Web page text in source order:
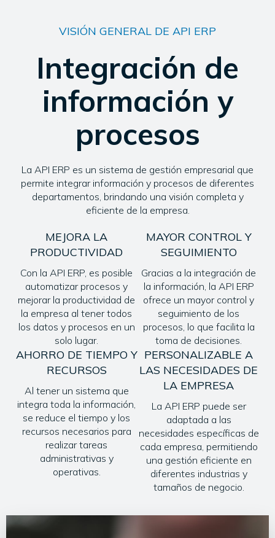
VISIÓN GENERAL DE API ERP
Integración de
información y
procesos
La API ERP es un sistema de gestión empresarial que
permite integrar información y procesos de diferentes
departamentos, brindando una visión completa y
eficiente de la empresa.
MEJORA LA
PRODUCTIVIDAD
Con la API ERP, es posible
automatizar procesos y
mejorar la productividad de
la empresa al tener todos
los datos y procesos en un
solo lugar.
MAYOR CONTROL Y
SEGUIMIENTO
Gracias a la integración de
la información, la API ERP
ofrece un mayor control y
seguimiento de los
procesos, lo que facilita la
toma de decisiones.
AHORRO DE TIEMPO Y
RECURSOS
Al tener un sistema que
integra toda la información,
se reduce el tiempo y los
recursos necesarios para
realizar tareas
administrativas y
operativas.
PERSONALIZABLE A
LAS NECESIDADES DE
LA EMPRESA
La API ERP puede ser
adaptada a las
necesidades específicas de
cada empresa, permitiendo
una gestión eficiente en
diferentes industrias y
tamaños de negocio.